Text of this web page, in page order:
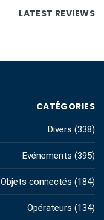
LATEST REVIEWS
CATÉGORIES
Divers (338)
Evénements (395)
Objets connectés (184)
Opérateurs (134)